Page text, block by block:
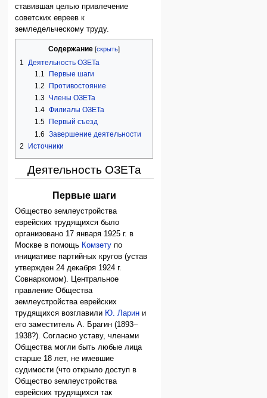
ставившая целью привлечение
советских евреев к
земледельческому труду.
Содержание
1
Деятельность ОЗЕТа
1.1
Первые шаги
1.2
Противостояние
1.3
Члены ОЗЕТа
1.4 Филиалы ОЗЕТа
1.5
Первый съезд
1.6 Завершение деятельности
2
Источники
Деятельность ОЗЕТа
Первые шаги
Общество землеустройства
еврейских трудящихся было
организовано 17 января 1925 г. в
Москве в помощь Комзету по
инициативе партийных кругов (устав
утвержден 24 декабря 1924 г.
Совнаркомом). Центральное
правление Общества
землеустройства еврейских
трудящихся возглавили Ю. Ларин и
его заместитель А. Брагин (1893–
1938?). Согласно уставу, членами
Общества могли быть любые лица
старше 18 лет, не имевшие
судимости (что открыло доступ в
Общество землеустройства
еврейских трудящихся так